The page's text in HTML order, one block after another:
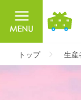
トップ 生産